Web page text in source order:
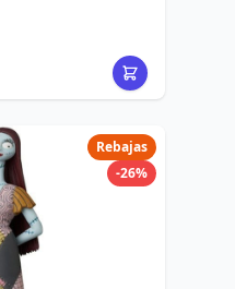
Rebajas
-26%